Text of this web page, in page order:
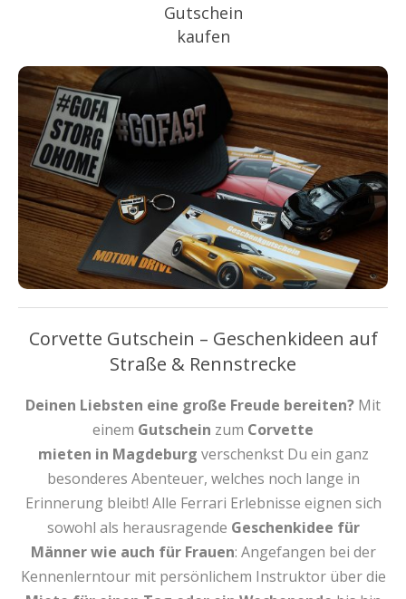
Gutschein
kaufen
Corvette Gutschein – Geschenkideen auf
Straße & Rennstrecke
Deinen Liebsten eine große Freude bereiten? Mit
einem Gutschein zum Corvette
mieten in Magdeburg verschenkst Du ein ganz
besonderes Abenteuer, welches noch lange in
Erinnerung bleibt! Alle Ferrari Erlebnisse eignen sich
sowohl als herausragende Geschenkidee für
Männer wie auch für Frauen: Angefangen bei der
Kennenlerntour mit persönlichem Instruktor über die